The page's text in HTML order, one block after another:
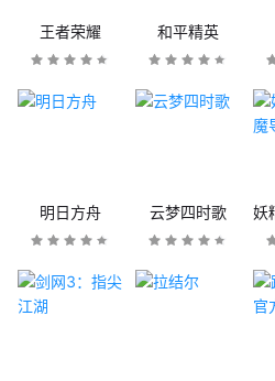
王者荣耀 和平精英
明日方舟 云梦四时歌